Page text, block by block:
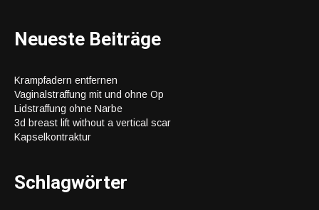
Neueste Beiträge
Krampfadern entfernen
Vaginalstraffung mit und ohne Op
Lidstraffung ohne Narbe
3d breast lift without a vertical scar
Kapselkontraktur
Schlagwörter